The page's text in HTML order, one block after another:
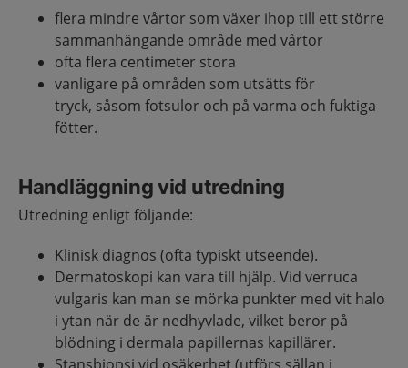
flera mindre vårtor som växer ihop till ett större
sammanhängande område med vårtor
ofta flera centimeter stora
vanligare på områden som utsätts för
tryck, såsom fotsulor och på varma och fuktiga
fötter.
Handläggning vid utredning
Utredning enligt följande:
Klinisk diagnos (ofta typiskt utseende).
Dermatoskopi kan vara till hjälp. Vid verruca
vulgaris kan man se mörka punkter med vit halo
i ytan när de är nedhyvlade, vilket beror på
blödning i dermala papillernas kapillärer.